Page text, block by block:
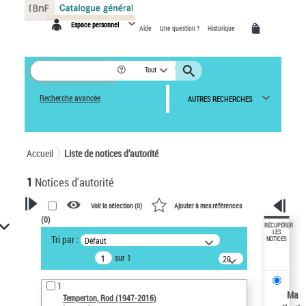
Espace personnel Aide Une question ? Historique
Tout
Recherche avancée AUTRES RECHERCHES
Accueil Liste de notices d’autorité
1 Notices d'autorité
VOTRE RECHERCHE
Recherche avancée dans les
notices d’autorité
Œuvres liées à l'auteur :
Temperton, Rod (1947-2016)
Voir la sélection (0) Ajouter à mes références
(0)
Tri par : Défaut
sur 1
20
résultats/page
1
Temperton, Rod (1947-2016)
RÉCUPÉRER
LES
NOTICES
Ma
Panneau de gestion des cookies